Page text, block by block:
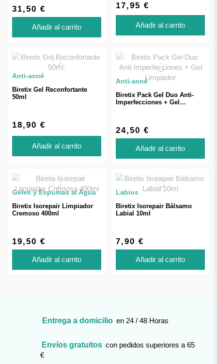
31,50 €
Añadir al carrito
17,95 €
Añadir al carrito
Anti-acné
Biretix Gel Reconfortante
50ml
18,90 €
Añadir al carrito
Anti-acné
Biretix Pack Gel Duo Anti-
Imperfecciones + Gel
24,50 €
Añadir al carrito
Geles y Espumas al Agua
Biretix Isorepair Limpiador
Cremoso 400ml
19,50 €
Añadir al carrito
Labios
Biretix Isorepair Bálsamo
Labial 10ml
7,90 €
Añadir al carrito
Entrega a domicilio en 24 / 48 Horas
Envíos gratuitos con pedidos superiores a 65
€